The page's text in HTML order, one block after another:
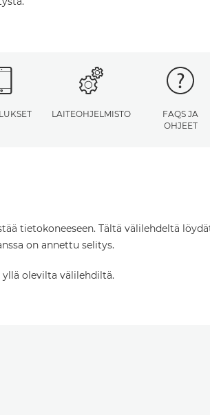
LAITEOHJELMISTO
FAQS JA
OHJEET
tietokoneeseen. Tältä välilehdeltä
on annettu selitys.
olevilta välilehdiltä.